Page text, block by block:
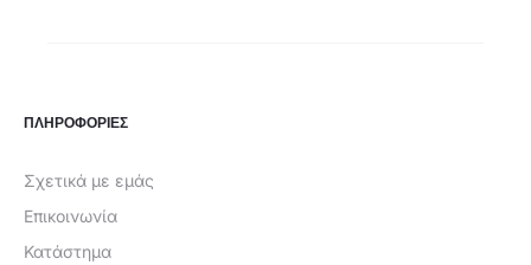
ΠΛΗΡΟΦΟΡΙΕΣ
Σχετικά με εμάς
Επικοινωνία
Κατάστημα